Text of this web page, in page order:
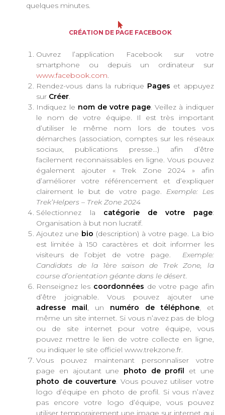
quelques minutes.
CRÉATION DE PAGE FACEBOOK
Ouvrez l’application Facebook sur votre
smartphone ou depuis un ordinateur sur
www.facebook.com.
Rendez-vous dans la rubrique Pages et appuyez
sur Créer.
Indiquez le nom de votre page. Veillez à indiquer
le nom de votre équipe. Il est très important
d’utiliser le même nom lors de toutes vos
démarches (association, comptes sur les réseaux
sociaux, publications presse…) afin d’être
facilement reconnaissables en ligne. Vous pouvez
également ajouter « Trek Zone 2024 » afin
d’améliorer votre référencement et d’expliquer
clairement le but de votre page. Exemple: Les
Trek’Helpers – Trek Zone 2024
Sélectionnez la catégorie de votre page:
Organisation à but non lucratif.
Ajoutez une bio (description) à votre page. La bio
est limitée à 150 caractères et doit informer les
visiteurs de l’objet de votre page. Exemple:
Candidats de la 1ère saison de Trek Zone, la
course d’orientation géante dans le désert.
Renseignez les coordonnées de votre page afin
d’être joignable. Vous pouvez ajouter une
adresse mail, un numéro de téléphone, et
même un site internet. Si vous n’avez pas de blog
ou de site internet pour votre équipe, vous
pouvez mettre le lien de votre collecte en ligne,
ou indiquer le site officiel www.trekzone.fr.
Vous pouvez maintenant personnaliser votre
page en ajoutant une photo de profil et une
photo de couverture. Vous pouvez utiliser votre
logo d’équipe en photo de profil. Si vous n’avez
pas encore votre logo d’équipe, vous pouvez
utiliser temporairement une image sur internet qui